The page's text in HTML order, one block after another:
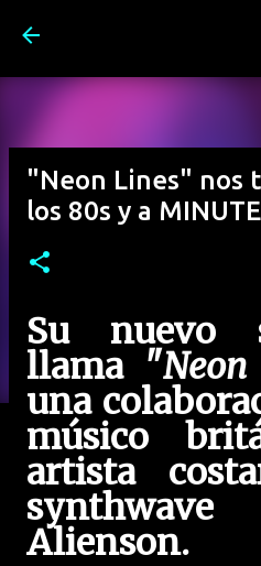
"Neon Lines" nos
los 80s y a
Su nuevo
llama "
una
músico
artista
Alienson.